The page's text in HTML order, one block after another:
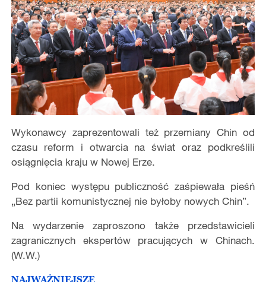
Wykonawcy zaprezentowali też przemiany Chin od
czasu reform i otwarcia na świat oraz podkreślili
osiągnięcia kraju w Nowej Erze.
Pod koniec występu publiczność zaśpiewała pieśń
„Bez partii komunistycznej nie byłoby nowych Chin”.
Na wydarzenie zaproszono także przedstawicieli
zagranicznych ekspertów pracujących w Chinach.
(W.W.)
NAJWAŻNIEJSZE